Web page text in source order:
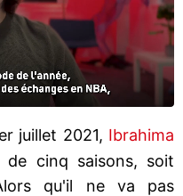
juillet 2021, Ibrahima
cinq saisons, soit
qu'il ne va pas